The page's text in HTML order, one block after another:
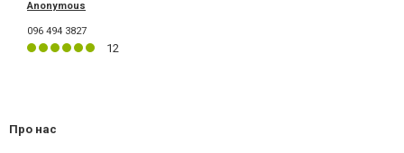
Anonymous
096 494 3827
12
Про нас